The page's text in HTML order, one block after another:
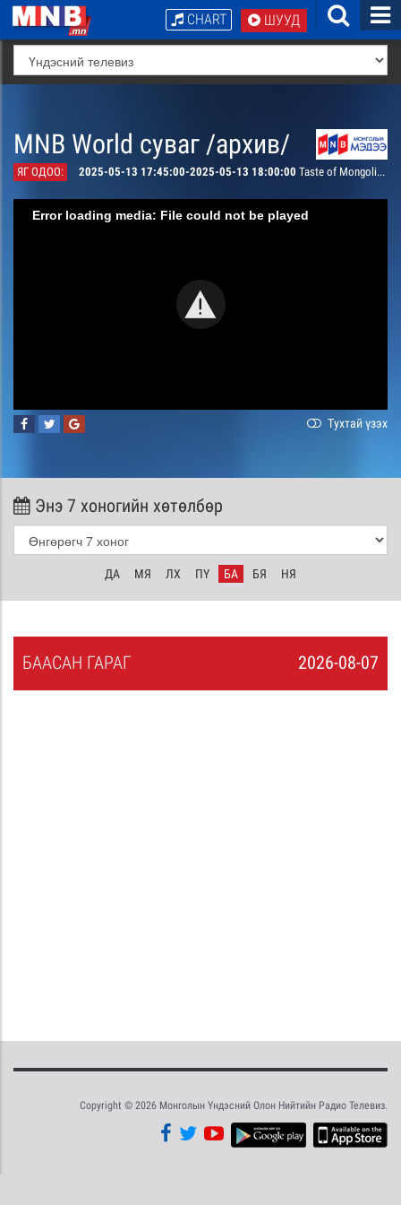
ШУУД
CHART
MNB World суваг /архив/
ЯГ ОДОО: 2025-05-13 17:45:00-2025-05-13 18:00:00 Taste of Mongolia: Nargie’s cuisine Khuushuur
Error loading media: File could not be played
Тухтай үзэх
Энэ 7 хоногийн хөтөлбөр
ДА МЯ ЛХ ПҮ БА БЯ НЯ
2026-08-07
БААСАН ГАРАГ
Copyright © 2026 Монголын Үндэсний Олон Нийтийн Радио Телевиз.